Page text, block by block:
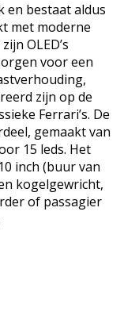
en bestaat aldus
met moderne
OLED’s
voor een
zijn op de
Ferrari’s. De
gemaakt van
15 leds. Het
inch (buur van
kogelgewricht,
of passagier